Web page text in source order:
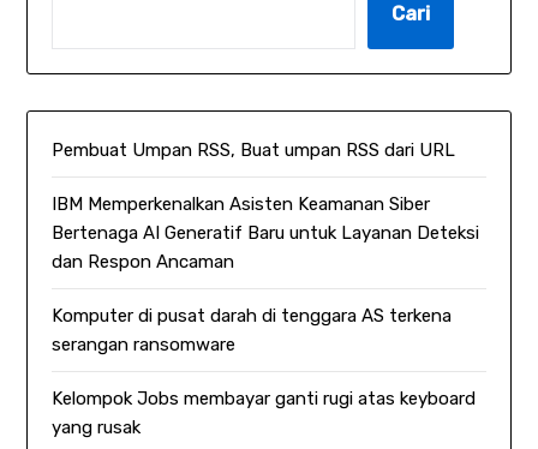
Cari
Pembuat Umpan RSS, Buat umpan RSS dari URL
IBM Memperkenalkan Asisten Keamanan Siber
Bertenaga AI Generatif Baru untuk Layanan Deteksi
dan Respon Ancaman
Komputer di pusat darah di tenggara AS terkena
serangan ransomware
Kelompok Jobs membayar ganti rugi atas keyboard
yang rusak